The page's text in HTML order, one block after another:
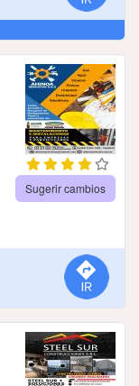
Sugerir cambios